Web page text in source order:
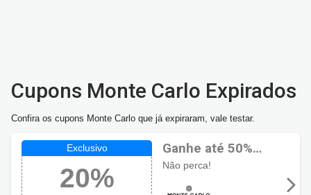
Cupons Monte Carlo Expirados
Confira os cupons Monte Carlo que já expiraram, vale testar.
20%
Ganhe até 50%
OFF + 20% Extra
no Cupom Monte
Não perca!